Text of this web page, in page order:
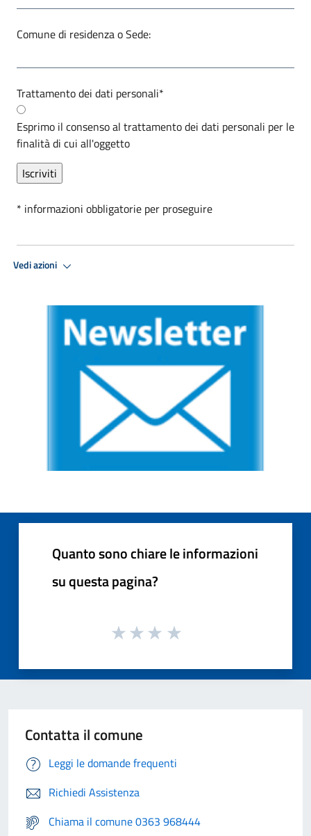
Comune di residenza o Sede:
Trattamento dei dati personali*
Esprimo il consenso al trattamento dei dati personali per le
finalità di cui all'oggetto
* informazioni obbligatorie per proseguire
Vedi azioni
Quanto sono chiare le informazioni
su questa pagina?
Contatta il comune
Leggi le domande frequenti
Richiedi Assistenza
Chiama il comune 0363 968444